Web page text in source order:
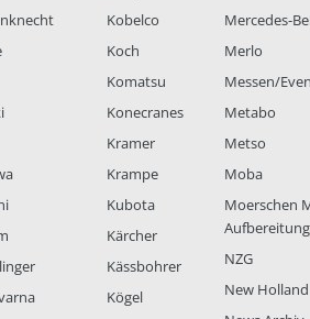
Kobelco
Koch
Komatsu
Konecranes
Kramer
Krampe
Kubota
Kärcher
Kässbohrer
Kögel
Mercedes-
Merlo
Messen/
Metabo
Metso
Moba
Moerschen
Aufbereitung
NZG
New Holland